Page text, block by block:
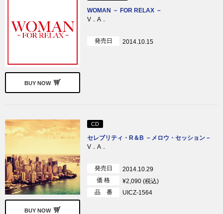
BUY NOW
WOMAN － FOR RELAX －
V．A．
発売日 2014.10.15
BUY NOW
CD
セレブリティ・R＆B －メロウ・セッション－
V．A．
発売日
2014.10.29
価 格
¥2,090 (税込)
品 番
UICZ-1564